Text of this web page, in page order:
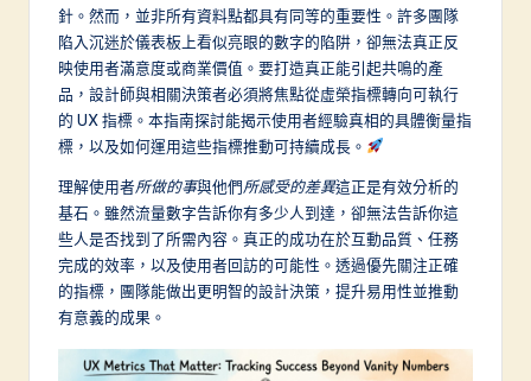
it
o
C
針。然而，並非所有資料點都具有同等的重要性。許多團隊
陷入沉迷於儀表板上看似亮眼的數字的陷阱，卻無法真正反
映使用者滿意度或商業價值。要打造真正能引起共鳴的產
品，設計師與相關決策者必須將焦點從虛榮指標轉向可執行
的 UX 指標。本指南探討能揭示使用者經驗真相的具體衡量指
標，以及如何運用這些指標推動可持續成長。
理解使用者所做的事與他們所感受的差異這正是有效分析的
基石。雖然流量數字告訴你有多少人到達，卻無法告訴你這
些人是否找到了所需內容。真正的成功在於互動品質、任務
完成的效率，以及使用者回訪的可能性。透過優先關注正確
的指標，團隊能做出更明智的設計決策，提升易用性並推動
有意義的成果。